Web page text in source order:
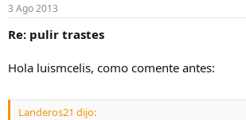
3 Ago 2013
Re: pulir trastes
Hola luismcelis, como comente antes:
Landeros21 dijo: